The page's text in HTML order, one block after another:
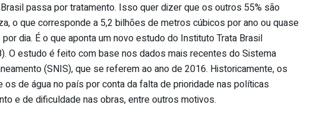
passa por tratamento. Isso quer dizer que os outros 55% são
o que corresponde a 5,2 bilhões de metros cúbicos por ano ou quase
dia. É o que aponta um novo estudo do Instituto Trata Brasil
O estudo é feito com base nos dados mais recentes do Sistema
(SNIS), que se referem ao ano de 2016. Historicamente, os
de água no país por conta da falta de prioridade nas políticas
e de dificuldade nas obras, entre outros motivos.